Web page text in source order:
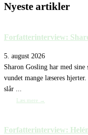
Nyeste artikler
Forfatterinterview:
5. august 2026
Sharon Gosling har med
vundet mange læseres
slår ...
Læs mere →
Forfatterinterview: